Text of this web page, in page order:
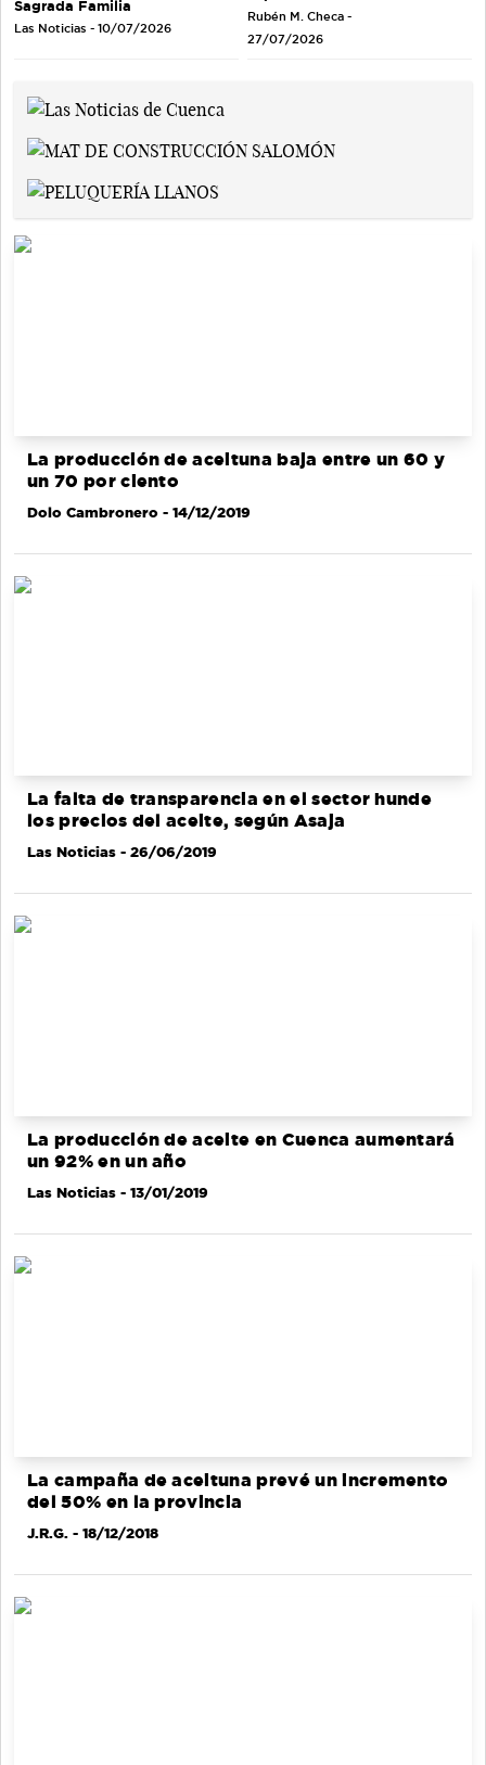
Sagrada Familia
Las Noticias - 10/07/2026
Rubén M. Checa -
27/07/2026
La producción de aceituna baja entre un 60 y
un 70 por ciento
Dolo Cambronero - 14/12/2019
La falta de transparencia en el sector hunde
los precios del aceite, según Asaja
Las Noticias - 26/06/2019
La producción de aceite en Cuenca aumentará
un 92% en un año
Las Noticias - 13/01/2019
La campaña de aceituna prevé un incremento
del 50% en la provincia
J.R.G. - 18/12/2018